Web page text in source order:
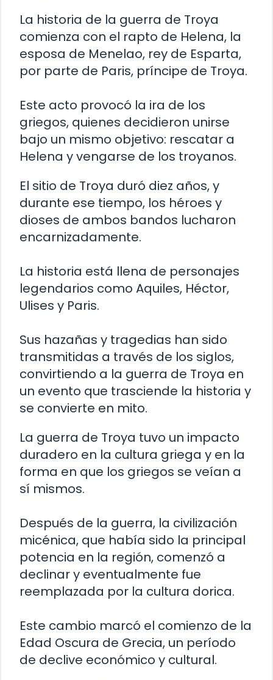
La historia de la guerra de Troya
comienza con el rapto de Helena, la
esposa de Menelao, rey de Esparta,
por parte de Paris, príncipe de Troya.
Este acto provocó la ira de los
griegos, quienes decidieron unirse
bajo un mismo objetivo: rescatar a
Helena y vengarse de los troyanos.
El sitio de Troya duró diez años, y
durante ese tiempo, los héroes y
dioses de ambos bandos lucharon
encarnizadamente.
La historia está llena de personajes
legendarios como Aquiles, Héctor,
Ulises y Paris.
Sus hazañas y tragedias han sido
transmitidas a través de los siglos,
convirtiendo a la guerra de Troya en
un evento que trasciende la historia y
se convierte en mito.
La guerra de Troya tuvo un impacto
duradero en la cultura griega y en la
forma en que los griegos se veían a
sí mismos.
Después de la guerra, la civilización
micénica, que había sido la principal
potencia en la región, comenzó a
declinar y eventualmente fue
reemplazada por la cultura dorica.
Este cambio marcó el comienzo de la
Edad Oscura de Grecia, un período
de declive económico y cultural.